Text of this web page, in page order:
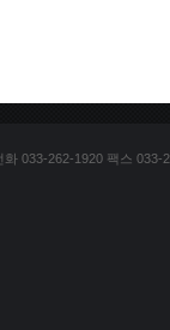
033-262-1920 팩스 033-